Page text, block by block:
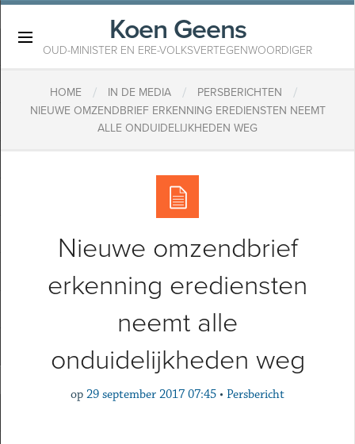
Koen Geens
OUD-MINISTER EN ERE-VOLKSVERTEGENWOORDIGER
HOME / IN DE MEDIA / PERSBERICHTEN /
NIEUWE OMZENDBRIEF ERKENNING EREDIENSTEN NEEMT
ALLE ONDUIDELIJKHEDEN WEG
Nieuwe omzendbrief
erkenning erediensten
neemt alle
onduidelijkheden weg
op 29 september 2017 07:45 • Persbericht